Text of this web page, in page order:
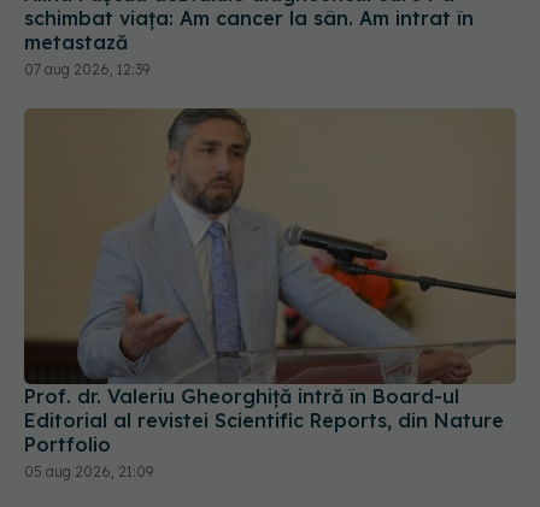
Prof. dr. Valeriu Gheorghiță intră în Board-ul
Editorial al revistei Scientific Reports, din Nature
Portfolio
05 aug 2026, 21:09